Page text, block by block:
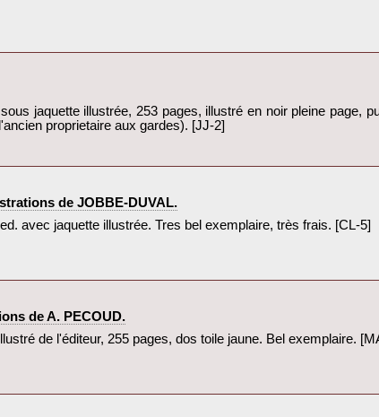
jaquette illustrée, 253 pages, illustré en noir pleine page,
proprietaire aux gardes). [JJ-2]‎
de JOBBE-DUVAL.‎
avec jaquette illustrée. Tres bel exemplaire, très frais. [CL-5]‎
de A. PECOUD.‎
de l'éditeur, 255 pages, dos toile jaune. Bel exemplaire.